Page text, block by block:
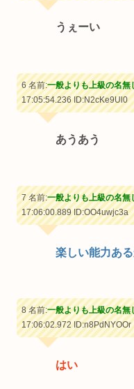
うぇーい
6 名前:一般よりも上級の名無
17:05:54.236ID:N2cKe9Ul0
あうあう
7 名前:一般よりも上級の名無
17:06:00.889ID:OO4uwjc3a
楽しい能力ある
8 名前:一般よりも上級の名無
17:06:02.972ID:n8PdNYOOr
はい